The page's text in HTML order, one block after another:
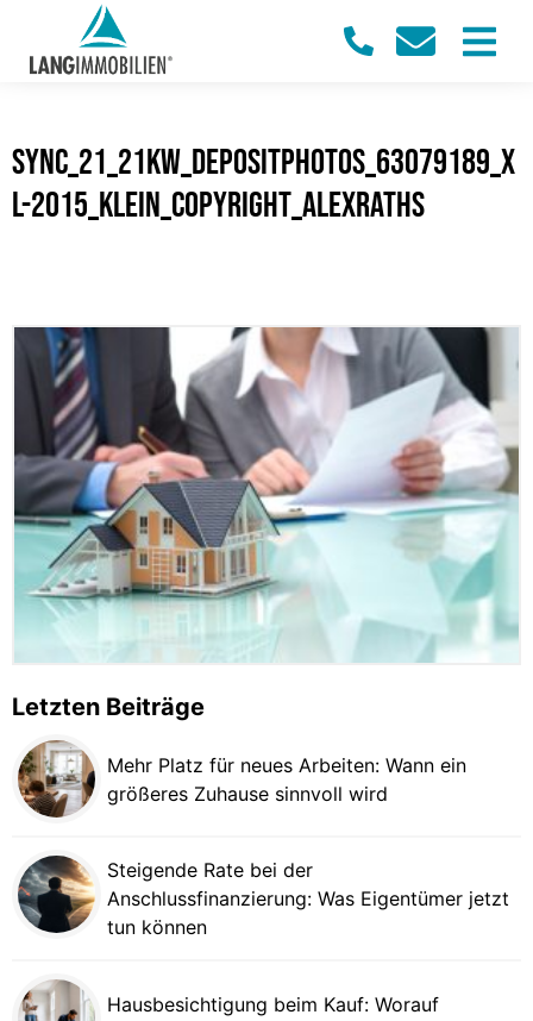
sync_21_21KW_Depositphotos_63079189_x
l-2015_klein_Copyright_alexraths
Letzten Beiträge
Mehr Platz für neues Arbeiten: Wann ein
größeres Zuhause sinnvoll wird
Steigende Rate bei der
Anschlussfinanzierung: Was Eigentümer jetzt
tun können
Hausbesichtigung beim Kauf: Worauf